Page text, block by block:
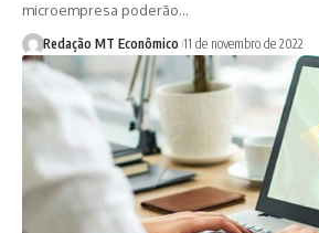
microempresa poderão…
Redação MT Econômico 11 de novembro de 2022